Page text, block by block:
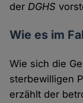
derDGHS
Wie es im
Wie sich die
sterbewilligen
erzählt der